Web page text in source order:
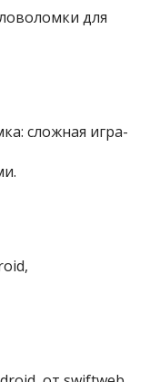
для
сложная игра-